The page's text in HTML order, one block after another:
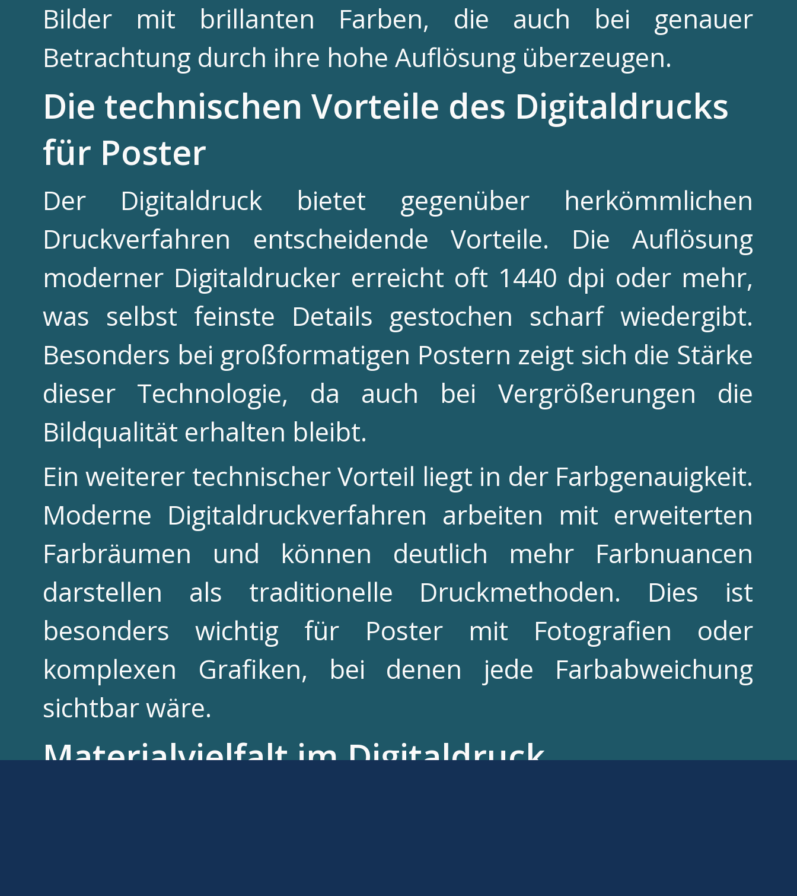
Bilder mit brillanten Farben, die auch bei genauer
Betrachtung durch ihre hohe Auflösung überzeugen.
Die technischen Vorteile des Digitaldrucks
für Poster
Der Digitaldruck bietet gegenüber herkömmlichen
Druckverfahren entscheidende Vorteile. Die Auflösung
moderner Digitaldrucker erreicht oft 1440 dpi oder mehr,
was selbst feinste Details gestochen scharf wiedergibt.
Besonders bei großformatigen Postern zeigt sich die Stärke
dieser Technologie, da auch bei Vergrößerungen die
Bildqualität erhalten bleibt.
Ein weiterer technischer Vorteil liegt in der Farbgenauigkeit.
Moderne Digitaldruckverfahren arbeiten mit erweiterten
Farbräumen und können deutlich mehr Farbnuancen
darstellen als traditionelle Druckmethoden. Dies ist
besonders wichtig für Poster mit Fotografien oder
komplexen Grafiken, bei denen jede Farbabweichung
sichtbar wäre.
Materialvielfalt im Digitaldruck